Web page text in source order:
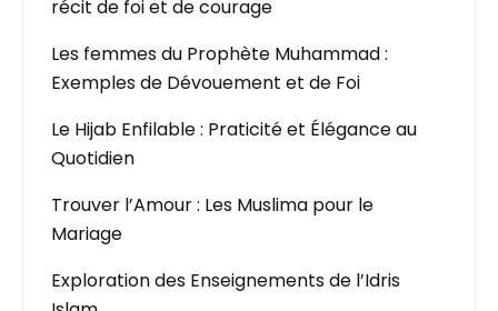
récit de foi et de courage
Les femmes du Prophète Muhammad :
Exemples de Dévouement et de Foi
Le Hijab Enfilable : Praticité et Élégance au
Quotidien
Trouver l’Amour : Les Muslima pour le
Mariage
Exploration des Enseignements de l’Idris